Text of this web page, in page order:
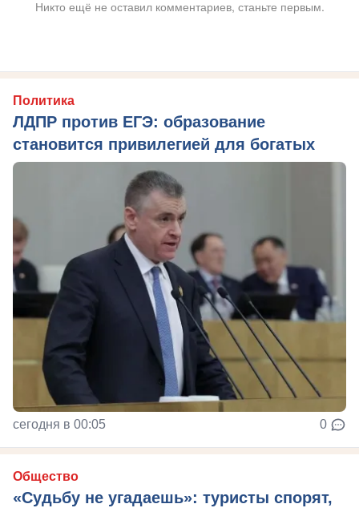
Никто ещё не оставил комментариев, станьте первым.
Политика
ЛДПР против ЕГЭ: образование
становится привилегией для богатых
сегодня в 00:05 0
Общество
«Судьбу не угадаешь»: туристы спорят,